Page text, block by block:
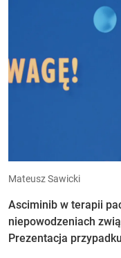
Mateusz Sawicki
Asciminib w terapii
niepowodzeniach
Prezentacja przypadku